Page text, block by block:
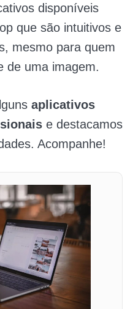
disponíveis
que são intuitivos e
mesmo para quem
de uma imagem.
aplicativos
e destacamos
Acompanhe!